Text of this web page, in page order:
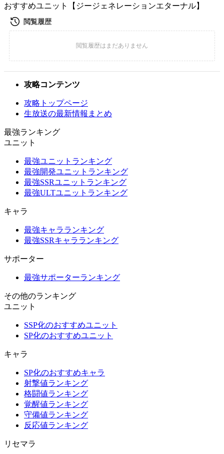
おすすめユニット【ジージェネレーションエターナル】
攻略コンテンツ
攻略トップページ
生放送の最新情報まとめ
最強ランキング
ユニット
最強ユニットランキング
最強開発ユニットランキング
最強SSRユニットランキング
最強ULTユニットランキング
キャラ
最強キャラランキング
最強SSRキャラランキング
サポーター
最強サポーターランキング
その他のランキング
ユニット
SSP化のおすすめユニット
SP化のおすすめユニット
キャラ
SP化のおすすめキャラ
射撃値ランキング
格闘値ランキング
覚醒値ランキング
守備値ランキング
反応値ランキング
リセマラ